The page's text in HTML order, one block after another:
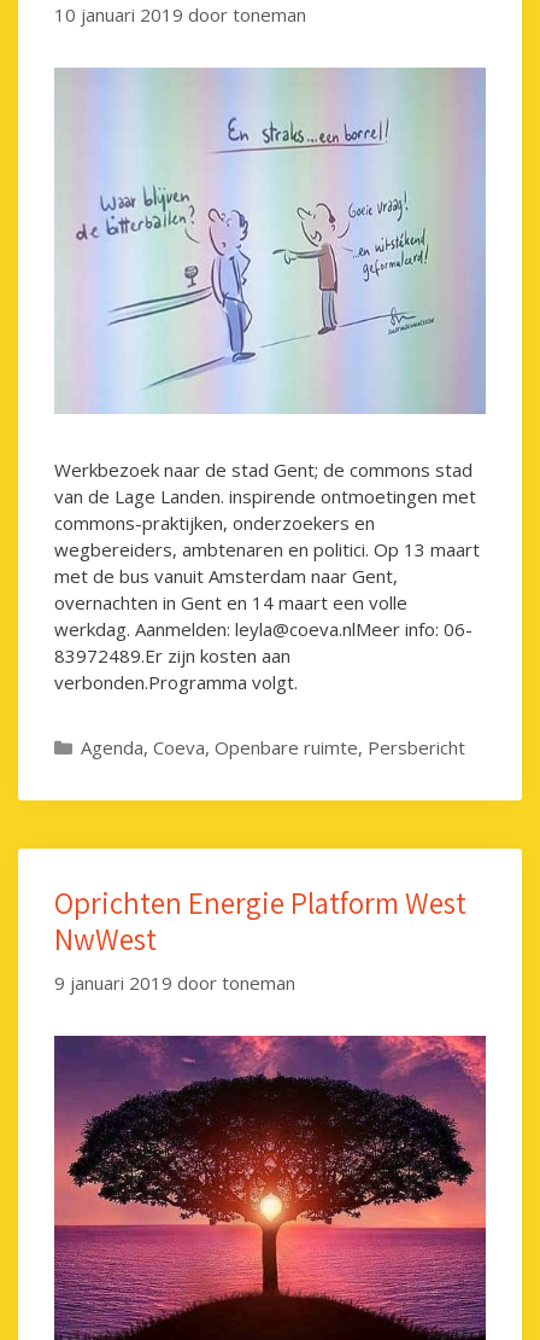
10 januari 2019 door toneman
Werkbezoek naar de stad Gent; de commons stad
van de Lage Landen. inspirende ontmoetingen met
commons-praktijken, onderzoekers en
wegbereiders, ambtenaren en politici. Op 13 maart
met de bus vanuit Amsterdam naar Gent,
overnachten in Gent en 14 maart een volle
werkdag. Aanmelden: leyla@coeva.nlMeer info: 06-
83972489.Er zijn kosten aan
verbonden.Programma volgt.
Categorieën
Agenda, Coeva, Openbare ruimte, Persbericht
Oprichten Energie Platform West
NwWest
9 januari 2019 door toneman